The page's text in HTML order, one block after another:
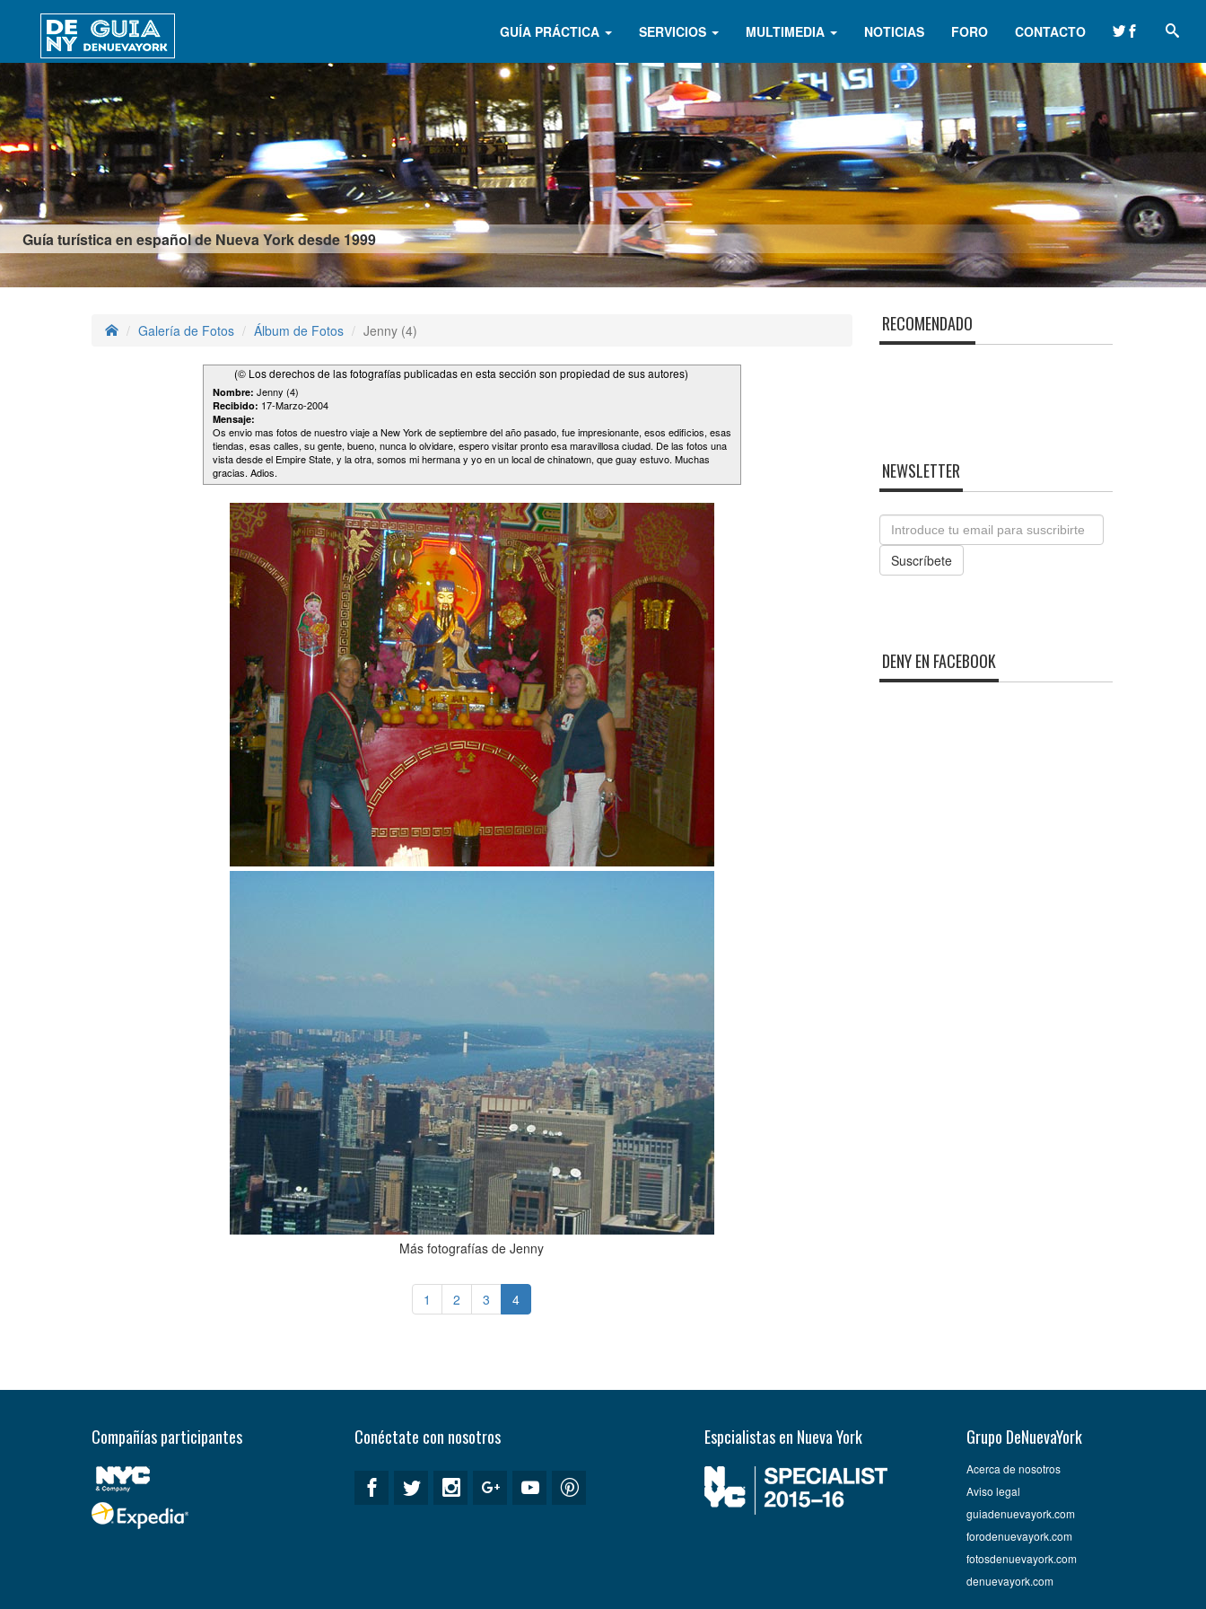
Guía turística en español de Nueva York desde 1999
GUÍA PRÁCTICA SERVICIOS MULTIMEDIA NOTICIAS FORO CONTACTO
Galería de Fotos Álbum de Fotos Jenny (4)
(© Los derechos de las fotografías publicadas en esta sección son propiedad de sus autores)
Nombre: Jenny (4)
Recibido: 17-Marzo-2004
Mensaje:
Os envio mas fotos de nuestro viaje a New York de septiembre del año pasado, fue impresionante, esos edificios, esas
tiendas, esas calles, su gente, bueno, nunca lo olvidare, espero visitar pronto esa maravillosa ciudad. De las fotos una
vista desde el Empire State, y la otra, somos mi hermana y yo en un local de chinatown, que guay estuvo. Muchas
gracias. Adios.
Más fotografías de Jenny
1 2 3 4
RECOMENDADO
NEWSLETTER
Email
Suscríbete
DENY EN FACEBOOK
Compañías participantes Conéctate con nosotros Espcialistas en Nueva York Grupo DeNuevaYork
Acerca de nosotros
Aviso legal
guiadenuevayork.com
forodenuevayork.com
fotosdenuevayork.com
denuevayork.com